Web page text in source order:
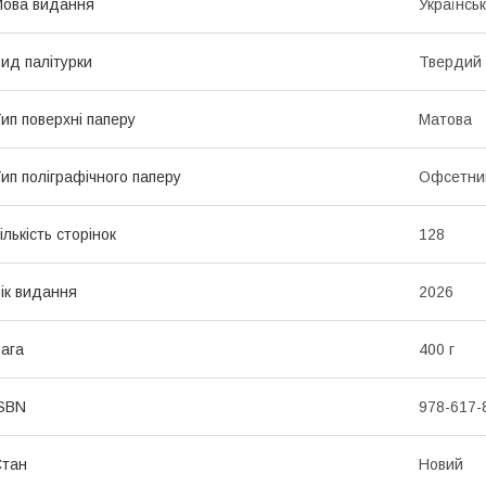
видання
палітурки Твердий
поверхні паперу Матова
поліграфічного паперу
сторінок 128
видання 2026
400 г
978-617-
Новий